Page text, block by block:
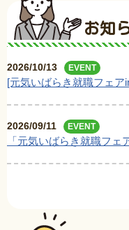
お知
2026/10/13 EVENT
[元気いばらき就職フェ
2026/09/11 EVENT
「元気いばらき就職フ